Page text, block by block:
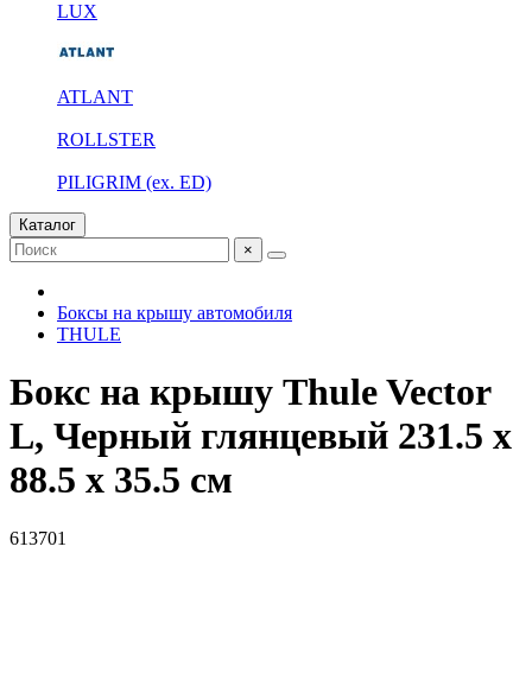
LUX
ATLANT
ROLLSTER
PILIGRIM (ex. ED)
Каталог
×
Боксы на крышу автомобиля
THULE
Бокс на крышу Thule Vector
L, Черный глянцевый 231.5 x
88.5 x 35.5 см
613701